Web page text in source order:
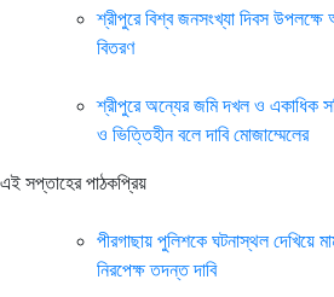
শ্রীপুরে বিশ্ব জনসংখ্যা দিবস
বিতরণ
শ্রীপুরে অন্যের জমি দখল ও একাধিক
ও ভিত্তিহীন বলে দাবি মোজাম্মেলের
এই সপ্তাহের পাঠকপ্রিয়
পীরগাছায় পুলিশকে ঘটনাস্থল দেখিয়ে
নিরপেক্ষ তদন্ত দাবি